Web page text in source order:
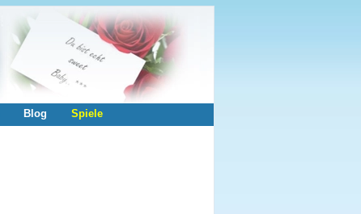
Blog Spiele